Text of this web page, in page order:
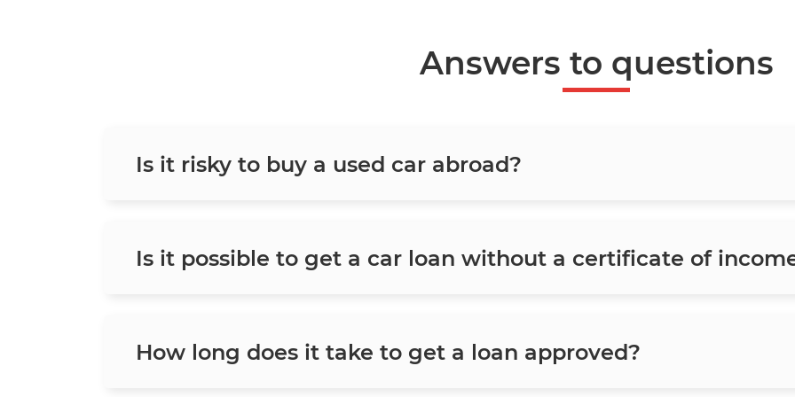
Answers to questions
Is it risky to buy a used car abroad?
Is it possible to get a car loan without a certificate of
How long does it take to get a loan approved?